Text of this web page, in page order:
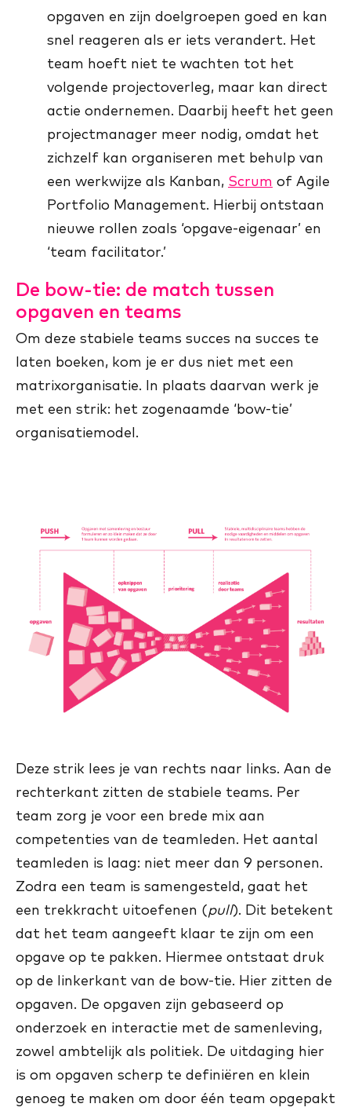
opgaven en zijn doelgroepen goed en kan
snel reageren als er iets verandert. Het
team hoeft niet te wachten tot het
volgende projectoverleg, maar kan direct
actie ondernemen. Daarbij heeft het geen
projectmanager meer nodig, omdat het
zichzelf kan organiseren met behulp van
een werkwijze als Kanban, Scrum of Agile
Portfolio Management. Hierbij ontstaan
nieuwe rollen zoals ‘opgave-eigenaar’ en
‘team facilitator.’
De bow-tie: de match tussen
opgaven en teams
Om deze stabiele teams succes na succes te
laten boeken, kom je er dus niet met een
matrixorganisatie. In plaats daarvan werk je
met een strik: het zogenaamde ‘bow-tie’
organisatiemodel.
Deze strik lees je van rechts naar links. Aan de
rechterkant zitten de stabiele teams. Per
team zorg je voor een brede mix aan
competenties van de teamleden. Het aantal
teamleden is laag: niet meer dan 9 personen.
Zodra een team is samengesteld, gaat het
een trekkracht uitoefenen (pull). Dit betekent
dat het team aangeeft klaar te zijn om een
opgave op te pakken. Hiermee ontstaat druk
op de linkerkant van de bow-tie. Hier zitten de
opgaven. De opgaven zijn gebaseerd op
onderzoek en interactie met de samenleving,
zowel ambtelijk als politiek. De uitdaging hier
is om opgaven scherp te definiëren en klein
genoeg te maken om door één team opgepakt